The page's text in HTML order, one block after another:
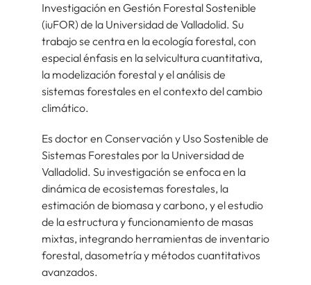
Investigación en Gestión Forestal Sostenible
(iuFOR) de la Universidad de Valladolid. Su
trabajo se centra en la ecología forestal, con
especial énfasis en la selvicultura cuantitativa,
la modelización forestal y el análisis de
sistemas forestales en el contexto del cambio
climático.
Es doctor en Conservación y Uso Sostenible de
Sistemas Forestales por la Universidad de
Valladolid. Su investigación se enfoca en la
dinámica de ecosistemas forestales, la
estimación de biomasa y carbono, y el estudio
de la estructura y funcionamiento de masas
mixtas, integrando herramientas de inventario
forestal, dasometría y métodos cuantitativos
avanzados.